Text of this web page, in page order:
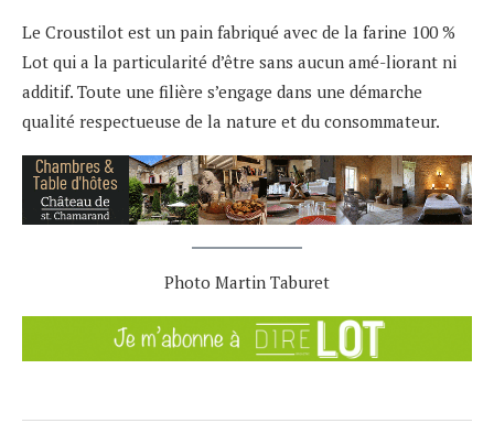
Le Croustilot est un pain fabriqué avec de la farine 100 %
Lot qui a la particularité d’être sans aucun amé-liorant ni
additif. Toute une filière s’engage dans une démarche
qualité respectueuse de la nature et du consommateur.
Photo Martin Taburet